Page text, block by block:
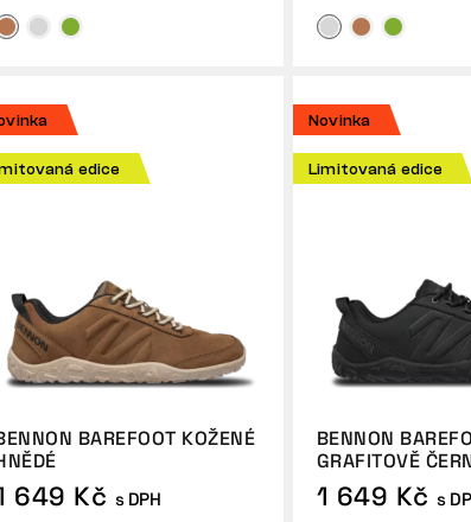
edice
BAREFOOT KOŽENÉ
649 Kč s DPH
Novinka
Limitovaná edice
BENNON
GRAFITOVĚ
1 649 Kč s